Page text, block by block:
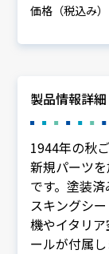
価格（税込み
製品情報詳細
1944年の秋
新規パーツ
です。塗装
スキングシ
機やイタリ
ールが付属し